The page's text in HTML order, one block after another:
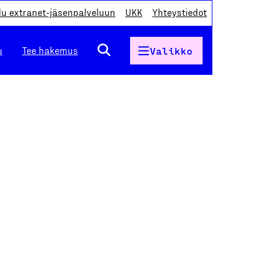
extranet-jäsenpalveluun UKK Yhteystiedot
Tee hakemus Valikko